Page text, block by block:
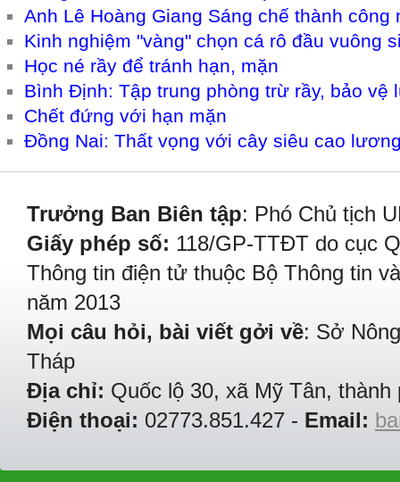
Anh Lê Hoàng Giang Sáng chế thành
Kinh nghiệm "vàng" chọn cá rô đầu vuông
Học né rầy để tránh hạn, mặn
Bình Định: Tập trung phòng trừ rầy, bảo vệ
Chết đứng với hạn mặn
Đồng Nai: Thất vọng với cây siêu cao
Trưởng Ban Biên tập: Phó Chủ tịch
Giấy phép số: 118/GP-TTĐT do cục
Thông tin điện tử thuộc Bộ Thông tin
năm 2013
Mọi câu hỏi, bài viết gởi về: Sở
Tháp
Địa chỉ: Quốc lộ 30, xã Mỹ Tân,
Điện thoại: 02773.851.427 - Email: